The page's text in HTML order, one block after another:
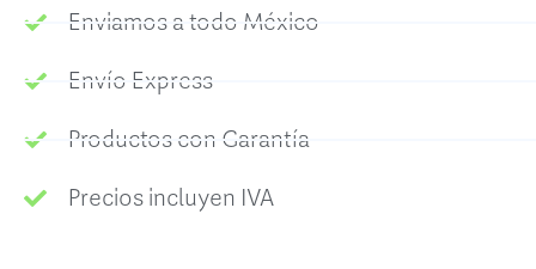
Enviamos a todo México
Envío Express
Productos con Garantía
Precios incluyen IVA